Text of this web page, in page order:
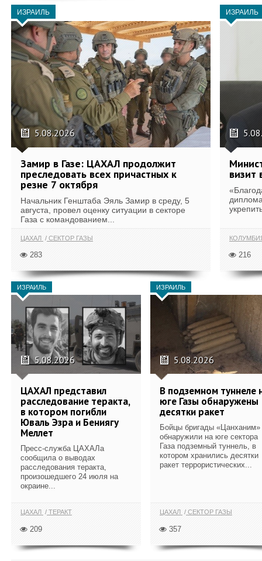
ИЗРАИЛЬ
5.08.2026
Замир в Газе: ЦАХАЛ продолжит
преследовать всех причастных к
резне 7 октября
Начальник Генштаба Эяль Замир в среду, 5
августа, провел оценку ситуации в секторе
Газа с командованием...
ЦАХАЛ СЕКТОР ГАЗЫ
283
ИЗРАИЛЬ
визит
216
ИЗРАИЛЬ
5.08.2026
ЦАХАЛ представил
расследование теракта,
в котором погибли
Юваль Эзра и Бениягу
Меллет
Пресс-служба ЦАХАЛа
сообщила о выводах
расследования теракта,
произошедшего 24 июля на
окраине...
ЦАХАЛ ТЕРАКТ
209
ИЗРАИЛЬ
5.08.2026
В подземном туннеле
юге Газы обнаружены
десятки ракет
Бойцы бригады «Цанханим»
обнаружили на юге сектора
Газа подземный туннель, в
котором хранились десятки
ракет террористических...
ЦАХАЛ СЕКТОР ГАЗЫ
357